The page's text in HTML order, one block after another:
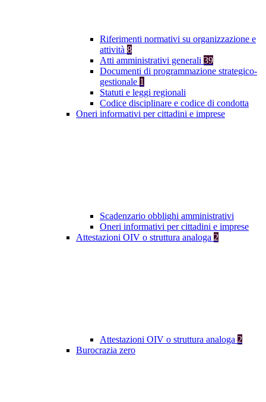
Riferimenti normativi su organizzazione e
attività 8
Atti amministrativi generali 39
Documenti di programmazione strategico-
gestionale 1
Statuti e leggi regionali
Codice disciplinare e codice di condotta
Oneri informativi per cittadini e imprese
Scadenzario obblighi amministrativi
Oneri informativi per cittadini e imprese
Attestazioni OIV o struttura analoga 2
Attestazioni OIV o struttura analoga 2
Burocrazia zero